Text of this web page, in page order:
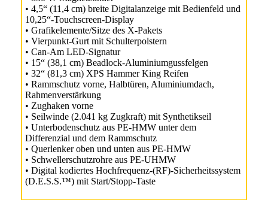
• 4,5“ (11,4 cm) breite Digitalanzeige mit Bedienfeld und
10,25“-Touchscreen-Display
• Grafikelemente/Sitze des X-Pakets
• Vierpunkt-Gurt mit Schulterpolstern
• Can-Am LED-Signatur
• 15“ (38,1 cm) Beadlock-Aluminiumgussfelgen
• 32“ (81,3 cm) XPS Hammer King Reifen
• Rammschutz vorne, Halbtüren, Aluminiumdach,
Rahmenverstärkung
• Zughaken vorne
• Seilwinde (2.041 kg Zugkraft) mit Synthetikseil
• Unterbodenschutz aus PE-HMW unter dem
Differenzial und dem Rammschutz
• Querlenker oben und unten aus PE-HMW
• Schwellerschutzrohre aus PE-UHMW
• Digital kodiertes Hochfrequenz-(RF)-Sicherheitssystem
(D.E.S.S.™) mit Start/Stopp-Taste